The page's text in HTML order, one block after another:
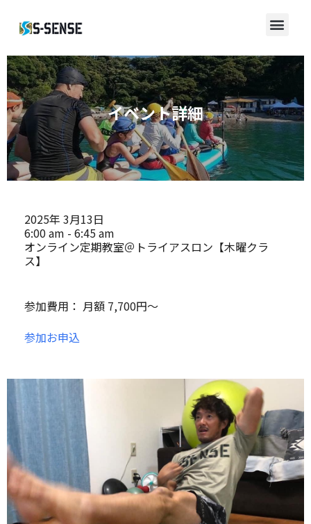
イベント詳細
2025年 3月13日
6:00 am - 6:45 am
オンライン定期教室＠トライアスロン【木曜クラ
ス】
参加費用： 月額 7,700円～
参加お申込